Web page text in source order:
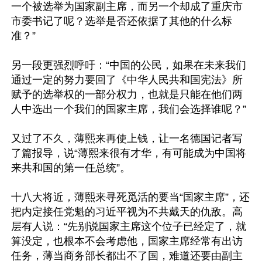
一个被选举为国家副主席，而另一个却成了重庆市
市委书记了呢？选举是否还依据了其他的什么标
准？”
另一段更强烈呼吁：“中国的公民，如果在未来我们
通过一定的努力要回了《中华人民共和国宪法》所
赋予的选举权的一部分权力，也就是只能在他们两
人中选出一个我们的国家主席，我们会选择谁呢？”
又过了不久，薄熙来再使上钱，让一名德国记者写
了篇报导，说“薄熙来很有才华，有可能成为中国将
来共和国的第一任总统”。
十八大将近，薄熙来寻死觅活的要当“国家主席”，还
把内定接任党魁的习近平视为不共戴天的仇敌。高
层有人说：“先别说国家主席这个位子已经定了，就
算没定，也根本不会考虑他，国家主席经常有出访
任务，薄当商务部长都出不了国，难道还要由副主